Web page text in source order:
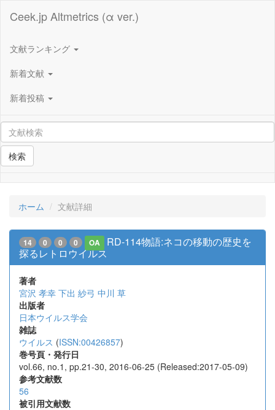
Ceek.jp Altmetrics (α ver.)
文献ランキング
新着文献
新着投稿
検索
ホーム 文献詳細
14 0 0 0 OA
RD-114物語:ネコの移動の歴史を
探るレトロウイルス
著者
宮沢 孝幸 下出 紗弓 中川 草
出版者
日本ウイルス学会
雑誌
ウイルス (ISSN:00426857)
巻号頁・発行日
vol.66, no.1, pp.21-30, 2016-06-25 (Released:2017-05-09)
参考文献数
56
被引用文献数